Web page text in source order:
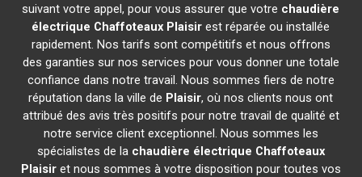
suivant votre appel, pour vous assurer que votre chaudière
électrique Chaffoteaux Plaisir est réparée ou installée
rapidement. Nos tarifs sont compétitifs et nous offrons
des garanties sur nos services pour vous donner une totale
confiance dans notre travail. Nous sommes fiers de notre
réputation dans la ville de Plaisir, où nos clients nous ont
attribué des avis très positifs pour notre travail de qualité et
notre service client exceptionnel. Nous sommes les
spécialistes de la chaudière électrique Chaffoteaux
Plaisiret nous sommes à votre disposition pour toutes vos